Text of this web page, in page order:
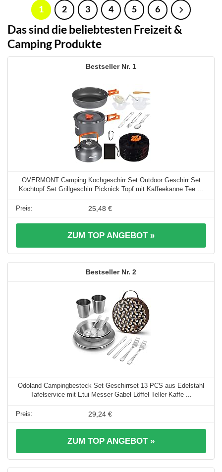
1 2 3 4 5 6
Das sind die beliebtesten Freizeit &
Camping Produkte
1
OVERMONT Camping Kochgeschirr Set Outdoor Geschirr Set
Kochtopf Set Grillgeschirr Picknick Topf mit Kaffeekanne Tee ...
25,48 €
ZUM TOP ANGEBOT »
2
Odoland Campingbesteck Set Geschirrset 13 PCS aus Edelstahl
Tafelservice mit Etui Messer Gabel Löffel Teller Kaffe ...
29,24 €
ZUM TOP ANGEBOT »